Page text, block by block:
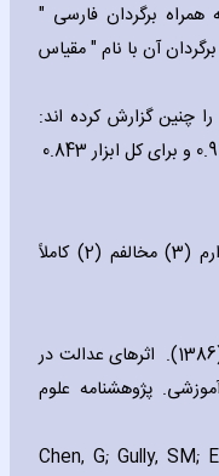
همراه برگردان فارسی "
آن با نام " مقیاس
را چنین گزارش کرده اند:
کاملاً موافقم ( 5) موافقم (4) نظری ندارم (3) مخالفم (2) کاملاً
قلی پور. آرین و پیران نژاد، علی. بررسی. (1386). اثرهای عدالت در
پژوهشنامه علوم
Chen‚ G; Gully‚